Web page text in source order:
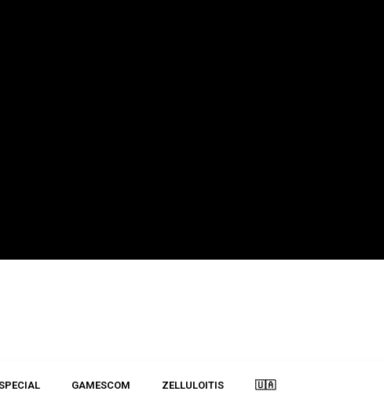
GAMESCOM ZELLULOITIS 🇺🇦